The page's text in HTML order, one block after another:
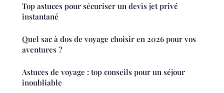
Top astuces pour sécuriser un devis jet privé
instantané
Quel sac à dos de voyage choisir en 2026 pour vos
aventures ?
Astuces de voyage : top conseils pour un séjour
inoubliable